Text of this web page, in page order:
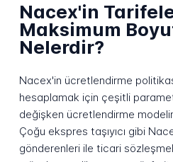
Nacex'in
Maksimum
Nelerdir?
Nacex'in ücretlendirme
hesaplamak için çeşitli
değişken ücretlendirme
Çoğu ekspres taşıyıcı gibi
gönderenleri ile ticari